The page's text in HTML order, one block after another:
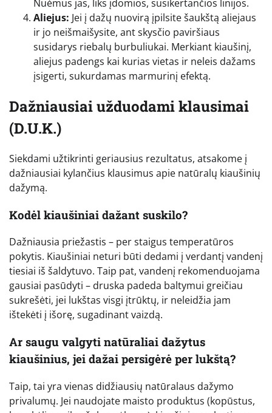
Nuėmus jas, liks įdomios, susikertančios linijos.
Aliejus: Jei į dažų nuovirą įpilsite šaukštą aliejaus
ir jo neišmaišysite, ant skysčio paviršiaus
susidarys riebalų burbuliukai. Merkiant kiaušinį,
aliejus padengs kai kurias vietas ir neleis dažams
įsigerti, sukurdamas marmurinį efektą.
Dažniausiai užduodami klausimai
(D.U.K.)
Siekdami užtikrinti geriausius rezultatus, atsakome į
dažniausiai kylančius klausimus apie natūralų kiaušinių
dažymą.
Kodėl kiaušiniai dažant suskilo?
Dažniausia priežastis – per staigus temperatūros
pokytis. Kiaušiniai neturi būti dedami į verdantį vandenį
tiesiai iš šaldytuvo. Taip pat, vandenį rekomenduojama
gausiai pasūdyti – druska padeda baltymui greičiau
sukrešėti, jei lukštas visgi įtrūktų, ir neleidžia jam
ištekėti į išorę, sugadinant vaizdą.
Ar saugu valgyti natūraliai dažytus
kiaušinius, jei dažai persigėrė per lukštą?
Taip, tai yra vienas didžiausių natūralaus dažymo
privalumų. Jei naudojate maisto produktus (kopūstus,